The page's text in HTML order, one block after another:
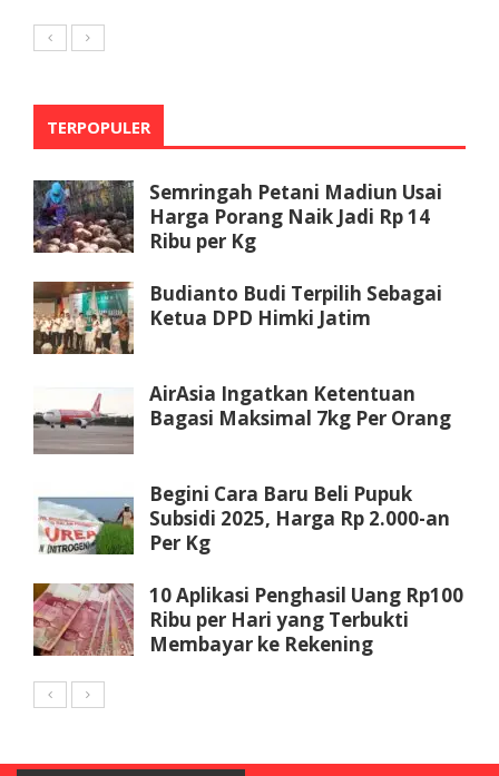
TERPOPULER
Semringah Petani Madiun Usai
Harga Porang Naik Jadi Rp 14
Ribu per Kg
Budianto Budi Terpilih Sebagai
Ketua DPD Himki Jatim
AirAsia Ingatkan Ketentuan
Bagasi Maksimal 7kg Per Orang
Begini Cara Baru Beli Pupuk
Subsidi 2025, Harga Rp 2.000-an
Per Kg
10 Aplikasi Penghasil Uang Rp100
Ribu per Hari yang Terbukti
Membayar ke Rekening